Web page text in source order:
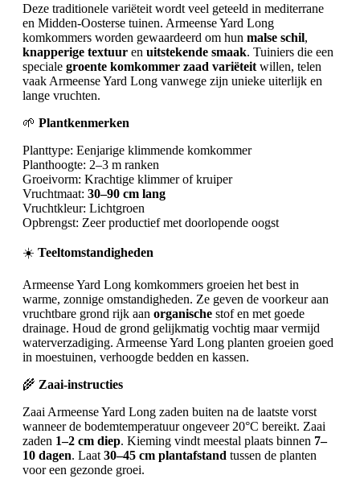
Deze traditionele variëteit wordt veel geteeld in mediterrane
en Midden-Oosterse tuinen. Armeense Yard Long
komkommers worden gewaardeerd om hun malse schil,
knapperige textuur en uitstekende smaak. Tuiniers die een
speciale groente komkommer zaad variëteit willen, telen
vaak Armeense Yard Long vanwege zijn unieke uiterlijk en
lange vruchten.
🌱 Plantkenmerken
Planttype: Eenjarige klimmende komkommer
Planthoogte: 2–3 m ranken
Groeivorm: Krachtige klimmer of kruiper
Vruchtmaat: 30–90 cm lang
Vruchtkleur: Lichtgroen
Opbrengst: Zeer productief met doorlopende oogst
☀️ Teeltomstandigheden
Armeense Yard Long komkommers groeien het best in
warme, zonnige omstandigheden. Ze geven de voorkeur aan
vruchtbare grond rijk aan organische stof en met goede
drainage. Houd de grond gelijkmatig vochtig maar vermijd
waterverzadiging. Armeense Yard Long planten groeien goed
in moestuinen, verhoogde bedden en kassen.
🌾 Zaai-instructies
Zaai Armeense Yard Long zaden buiten na de laatste vorst
wanneer de bodemtemperatuur ongeveer 20°C bereikt. Zaai
zaden 1–2 cm diep. Kieming vindt meestal plaats binnen 7–
10 dagen. Laat 30–45 cm plantafstand tussen de planten
voor een gezonde groei.